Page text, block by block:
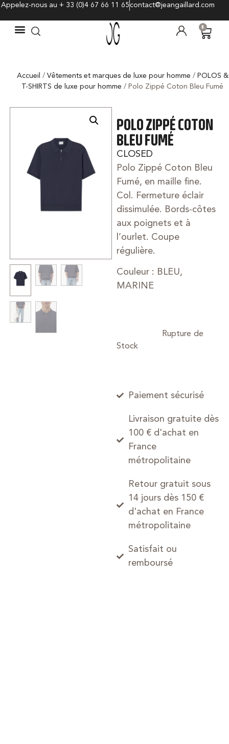
Appelez-nous au + 33 (0)4 67 66 11 65contact@jeangaillard.com
0
Accueil / Vêtements et marques de luxe pour homme / POLOS &
T-SHIRTS de luxe pour homme / Polo Zippé Coton Bleu Fumé
POLO ZIPPÉ COTON
BLEU FUMÉ
CLOSED
Polo Zippé Coton Bleu
Fumé, en maille fine.
Col. Fermeture éclair
dissimulée. Bords-côtes
aux poignets et à
l’ourlet. Coupe
régulière.
Couleur : BLEU,
MARINE
Paiement sécurisé
Livraison gratuite dès
100 € d'achat en
France
métropolitaine
Retour gratuit sous
14 jours dès 150 €
d'achat en France
métropolitaine
Satisfait ou
remboursé